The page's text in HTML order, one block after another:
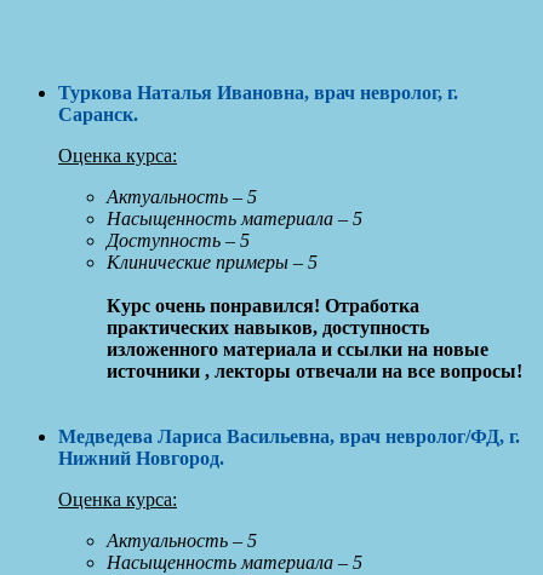
Туркова Наталья Ивановна, врач невролог, г.
Саранск.
Оценка курса:
Актуальность – 5
Насыщенность материала – 5
Доступность – 5
Клинические примеры – 5
Курс очень понравился! Отработка
практических навыков, доступность
изложенного материала и ссылки на новые
источники , лекторы отвечали на все вопросы!
Медведева Лариса Васильевна, врач невролог/ФД, г.
Нижний Новгород.
Оценка курса:
Актуальность – 5
Насыщенность материала – 5